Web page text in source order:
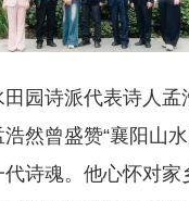
园诗派代表诗人孟
然曾盛赞“襄阳山
诗魂。他心怀对家